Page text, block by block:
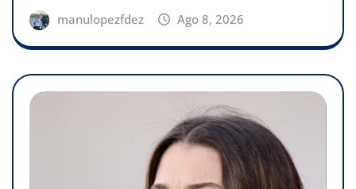
manulopezfdez Ago 8, 2026